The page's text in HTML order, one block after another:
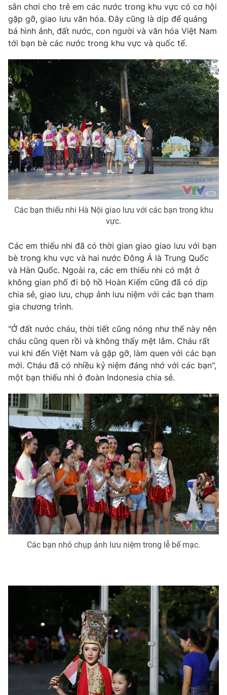
Liên hệ tòa soạn English
THỜI BÁO VTV
Theo dõi báo trên
Cơ quan chủ quản:Đài Truyền hình Việt Nam
Cơ quan báo chí:Thời báo VTV
Giấy phép hoạt động báo in và báo điện tử số 483/GP-BTTTT
cấp ngày 29/12/2023
Tổng Biên tập: Vũ Thanh Thủy
Phó Tổng Biên tập:Nguyễn Thị Mỹ Hạnh, Phạm Quốc Thắng,
Ðiện thoại Thời báo VTV:024.66 897 897
Email:toasoan@vtv.vn
Liên hệ quảng cáo:024-7300.7108
® Cấm sao chép dưới mọi hình thức nếu không có sự chấp
thuận bằng văn bản. Ghi rõ nguồn VTV.vn khi phát hành lại
thông tin từ website này.
sân chơi cho trẻ em các nước trong khu vực có cơ hội
gặp gỡ, giao lưu văn hóa. Đây cũng là dịp để quảng
bá hình ảnh, đất nước, con người và văn hóa Việt Nam
tới bạn bè các nước trong khu vực và quốc tế.
Các bạn thiếu nhi Hà Nội giao lưu với các bạn trong khu
vực.
Các em thiếu nhi đã có thời gian giao giao lưu với bạn
bè trong khu vực và hai nước Đông Á là Trung Quốc
và Hàn Quốc. Ngoài ra, các em thiếu nhi có mặt ở
không gian phố đi bộ hồ Hoàn Kiếm cũng đã có dịp
chia sẻ, giao lưu, chụp ảnh lưu niệm với các bạn tham
gia chương trình.
"Ở đất nước cháu, thời tiết cũng nóng như thế này nên
cháu cũng quen rồi và không thấy mệt lắm. Cháu rất
vui khi đến Việt Nam và gặp gỡ, làm quen với các bạn
mới. Cháu đã có nhiều kỷ niệm đáng nhớ với các bạn",
một bạn thiếu nhi ở đoàn Indonesia chia sẻ.
Các bạn nhỏ chụp ảnh lưu niệm trong lễ bế mạc.